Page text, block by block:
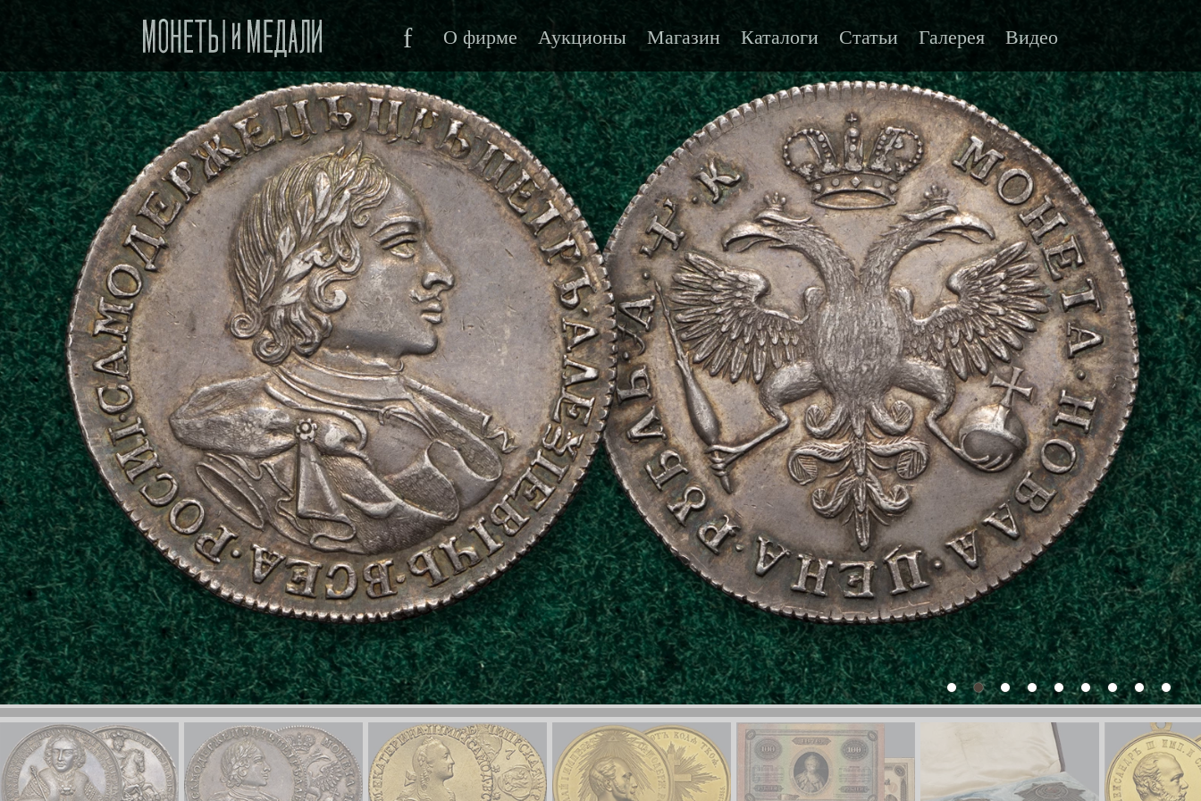
f О фирме Аукционы Магазин Каталоги Статьи Галерея Видео